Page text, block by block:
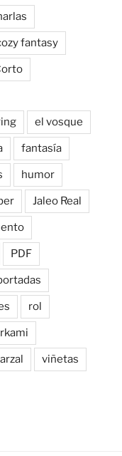
fantasy
el vosque
fantasía
humor
Jaleo Real
PDF
rol
viñetas